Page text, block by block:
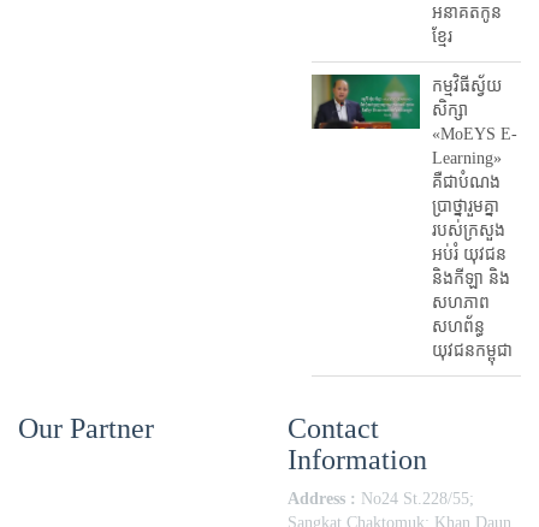
អនាគតកូន
ខ្មែរ
កម្មវិធីស្វ័យ
សិក្សា
«MoEYS E-
Learning»
គឺជាបំណង
ប្រាថ្នារួមគ្នា
របស់ក្រសួង
អប់រំ​ យុវជន
និងកីឡា និង
សហភាព
សហព័ន្ធ
យុវជនកម្ពុជា
Our Partner
Contact
Information
Address : No24 St.228/55;
Sangkat Chaktomuk; Khan Daun